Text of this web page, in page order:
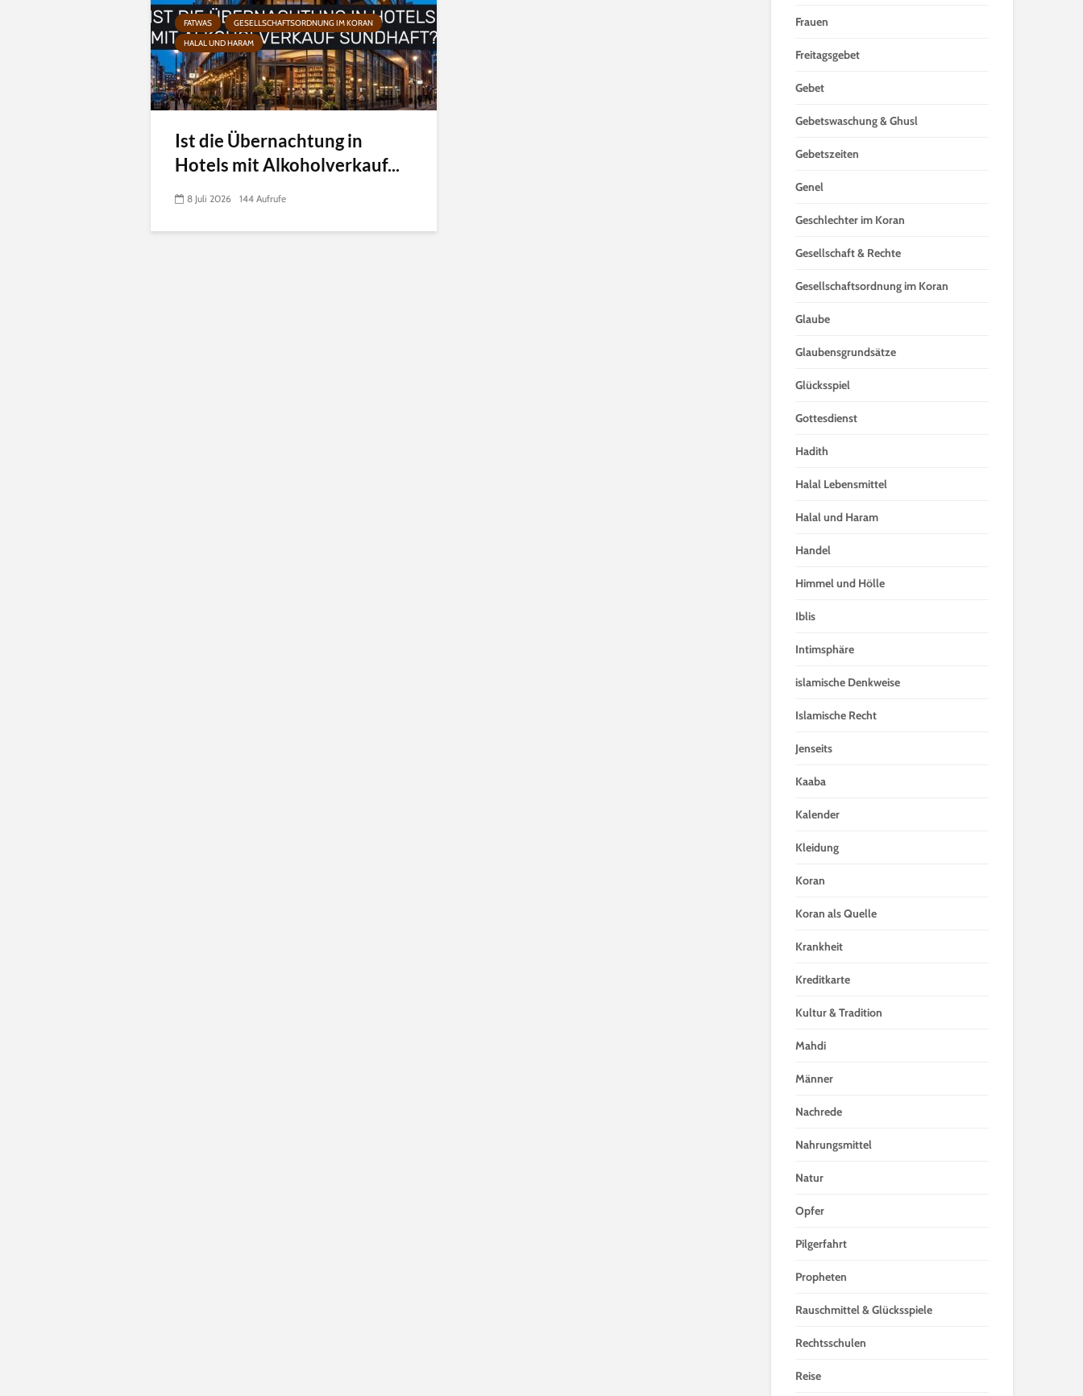
FATWAS
GESELLSCHAFTSORDNUNG IM KORAN
HALAL UND HARAM
Ist die Übernachtung in
Hotels mit Alkoholverkauf...
8 Juli 2026 144 Aufrufe
Frauen
Freitagsgebet
Gebet
Gebetswaschung & Ghusl
Gebetszeiten
Genel
Geschlechter im Koran
Gesellschaft & Rechte
Gesellschaftsordnung im Koran
Glaube
Glaubensgrundsätze
Glücksspiel
Gottesdienst
Hadith
Halal Lebensmittel
Halal und Haram
Handel
Himmel und Hölle
Iblis
Intimsphäre
islamische Denkweise
Islamische Recht
Jenseits
Kaaba
Kalender
Kleidung
Koran
Koran als Quelle
Krankheit
Kreditkarte
Kultur & Tradition
Mahdi
Männer
Nachrede
Nahrungsmittel
Natur
Opfer
Pilgerfahrt
Propheten
Rauschmittel & Glücksspiele
Rechtsschulen
Reise